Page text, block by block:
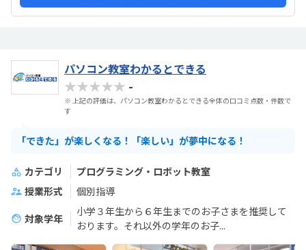
パソコン教室わかるとできる
★★★★★ -
※ 上記の評価は、パソコン教室わかるとできる全体の口コミ点数・件数で
す
「できた」が楽しくなる！「楽しい」が夢中になる！
カテゴリ
プログラミング・ロボット教室
授業形式
個別指導
対象学年
小学３年生から６年生までのお子さまを推奨して
おります。それ以外の学年のお子...